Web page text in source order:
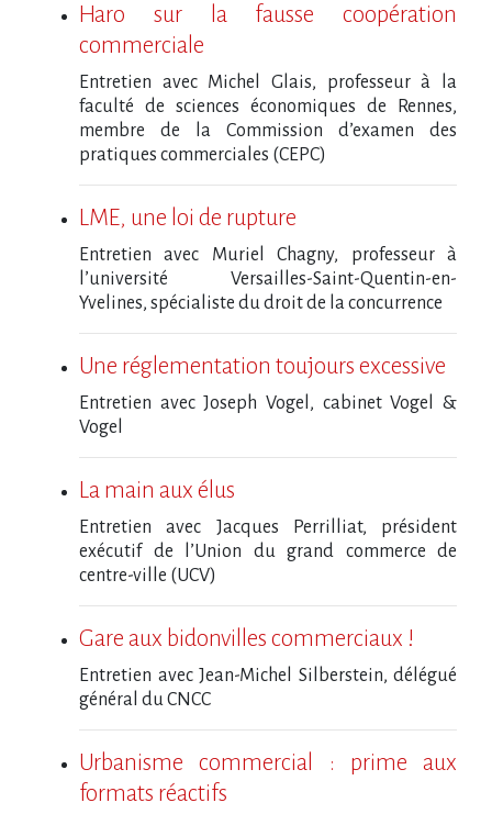
Haro sur la fausse coopération
commerciale
Entretien avec Michel Glais, professeur à la
faculté de sciences économiques de Rennes,
membre de la Commission d’examen des
pratiques commerciales (CEPC)
LME, une loi de rupture
Entretien avec Muriel Chagny, professeur à
l’université Versailles-Saint-Quentin-en-
Yvelines, spécialiste du droit de la concurrence
Une réglementation toujours excessive
Entretien avec Joseph Vogel, cabinet Vogel &
Vogel
La main aux élus
Entretien avec Jacques Perrilliat, président
exécutif de l’Union du grand commerce de
centre-ville (UCV)
Gare aux bidonvilles commerciaux !
Entretien avec Jean-Michel Silberstein, délégué
général du CNCC
Urbanisme commercial : prime aux
formats réactifs